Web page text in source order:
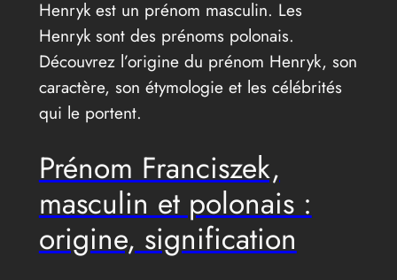
Henryk est un prénom masculin. Les
Henryk sont des prénoms polonais.
Découvrez l’origine du prénom Henryk, son
caractère, son étymologie et les célébrités
qui le portent.
Prénom Franciszek,
masculin et polonais :
origine, signification